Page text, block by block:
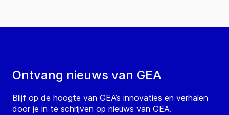
Ontvang nieuws van GEA
Blijf op de hoogte van GEA’s innovaties en verhalen
door je in te schrijven op nieuws van GEA.